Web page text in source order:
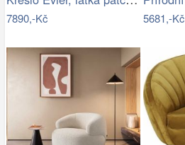
7890,-Kč 5681,-Kč